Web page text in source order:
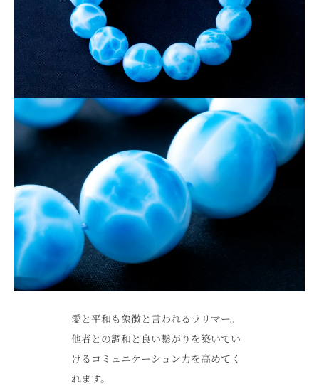
愛と平和も象徴と言われるラリマー。
他者との調和と良い繋がりを築いてい
けるコミュニケーション力を高めてく
れます。